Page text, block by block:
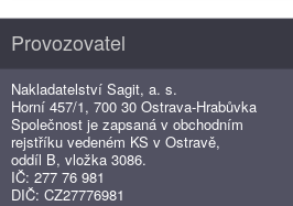
Provozovatel
Nakladatelství Sagit, a. s.
Horní 457/1, 700 30 Ostrava-Hrabůvka
Společnost je zapsaná v obchodním
rejstříku vedeném KS v Ostravě,
oddíl B, vložka 3086.
IČ: 277 76 981
DIČ: CZ27776981